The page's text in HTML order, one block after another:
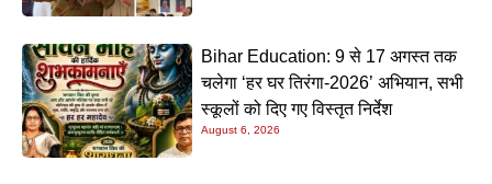
Bihar Education: 9 से 17 अगस्त तक
चलेगा ‘हर घर तिरंगा-2026’ अभियान, सभी
स्कूलों को दिए गए विस्तृत निर्देश
August 6, 2026